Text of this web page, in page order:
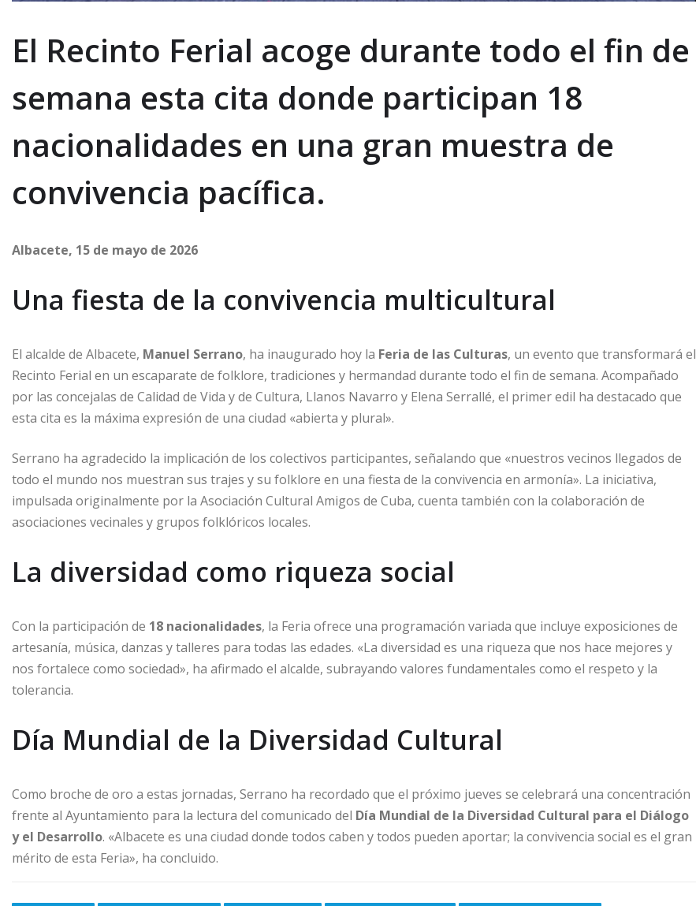
El Recinto Ferial acoge durante todo el fin de
semana esta cita donde participan 18
nacionalidades en una gran muestra de
convivencia pacífica.
Albacete, 15 de mayo de 2026
Una fiesta de la convivencia multicultural
El alcalde de Albacete, Manuel Serrano, ha inaugurado hoy la Feria de las Culturas, un evento que transformará el
Recinto Ferial en un escaparate de folklore, tradiciones y hermandad durante todo el fin de semana. Acompañado
por las concejalas de Calidad de Vida y de Cultura, Llanos Navarro y Elena Serrallé, el primer edil ha destacado que
esta cita es la máxima expresión de una ciudad «abierta y plural».
Serrano ha agradecido la implicación de los colectivos participantes, señalando que «nuestros vecinos llegados de
todo el mundo nos muestran sus trajes y su folklore en una fiesta de la convivencia en armonía». La iniciativa,
impulsada originalmente por la Asociación Cultural Amigos de Cuba, cuenta también con la colaboración de
asociaciones vecinales y grupos folklóricos locales.
La diversidad como riqueza social
Con la participación de 18 nacionalidades, la Feria ofrece una programación variada que incluye exposiciones de
artesanía, música, danzas y talleres para todas las edades. «La diversidad es una riqueza que nos hace mejores y
nos fortalece como sociedad», ha afirmado el alcalde, subrayando valores fundamentales como el respeto y la
tolerancia.
Día Mundial de la Diversidad Cultural
Como broche de oro a estas jornadas, Serrano ha recordado que el próximo jueves se celebrará una concentración
frente al Ayuntamiento para la lectura del comunicado del Día Mundial de la Diversidad Cultural para el Diálogo
y el Desarrollo. «Albacete es una ciudad donde todos caben y todos pueden aportar; la convivencia social es el gran
mérito de esta Feria», ha concluido.